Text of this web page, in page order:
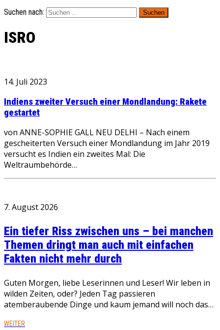
Suchen nach:
ISRO
14. Juli 2023
Indiens zweiter Versuch einer Mondlandung: Rakete
gestartet
von ANNE-SOPHIE GALL NEU DELHI – Nach einem
gescheiterten Versuch einer Mondlandung im Jahr 2019
versucht es Indien ein zweites Mal: Die
Weltraumbehörde…
7. August 2026
Ein tiefer Riss zwischen uns – bei manchen
Themen dringt man auch mit einfachen
Fakten nicht mehr durch
Guten Morgen, liebe Leserinnen und Leser! Wir leben in
wilden Zeiten, oder? Jeden Tag passieren
atemberaubende Dinge und kaum jemand will noch das…
WEITER